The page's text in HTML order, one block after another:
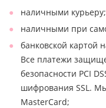
наличными курьеру;
наличными при
банковской картой
Все платежи
безопасности PCI
шифрования SSL.
MasterCard;